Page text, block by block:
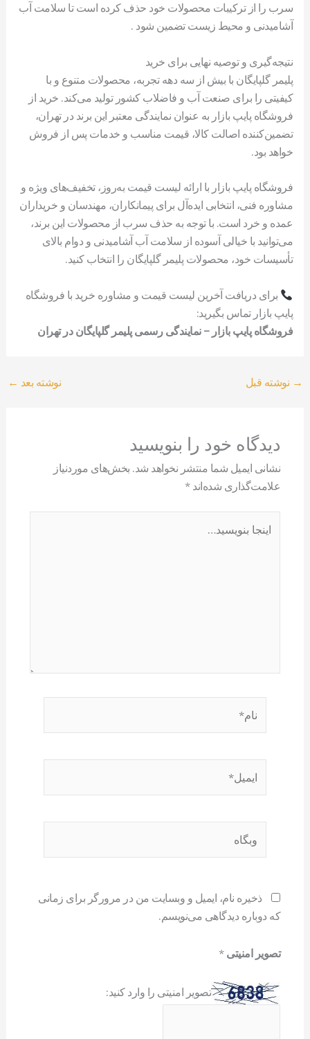
سرب را از ترکیبات محصولات خود حذف کرده است تا سلامت آب
آشامیدنی و محیط زیست تضمین شود .
نتیجه‌گیری و توصیه نهایی برای خرید
پلیمر گلپایگان با بیش از سه دهه تجربه، محصولات متنوع و با
کیفیتی را برای صنعت آب و فاضلاب کشور تولید می‌کند. خرید از
فروشگاه پایپ بازار به عنوان نمایندگی معتبر این برند در تهران،
تضمین‌کننده اصالت کالا، قیمت مناسب و خدمات پس از فروش
خواهد بود.
فروشگاه پایپ بازار با ارائه لیست قیمت به‌روز، تخفیف‌های ویژه و
مشاوره فنی، انتخابی ایده‌آل برای پیمانکاران، مهندسان و خریداران
عمده و خرد است. با توجه به حذف سرب از محصولات این برند،
می‌توانید با خیالی آسوده از سلامت آب آشامیدنی و دوام بالای
تأسیسات خود، محصولات پلیمر گلپایگان را انتخاب کنید.
برای دریافت آخرین لیست قیمت و مشاوره خرید با فروشگاه
پایپ بازار تماس بگیرید:
فروشگاه پایپ بازار – نمایندگی رسمی پلیمر گلپایگان در تهران
→ نوشته قبل نوشته بعد ←
دیدگاه‌ خود را بنویسید
نشانی ایمیل شما منتشر نخواهد شد. بخش‌های موردنیاز
علامت‌گذاری شده‌اند*
بنویسید…
ذخیره نام، ایمیل و وبسایت من در مرورگر برای زمانی
که دوباره دیدگاهی می‌نویسم.
تصویر امنیتی*
تصویر امنیتی را وارد کنید: